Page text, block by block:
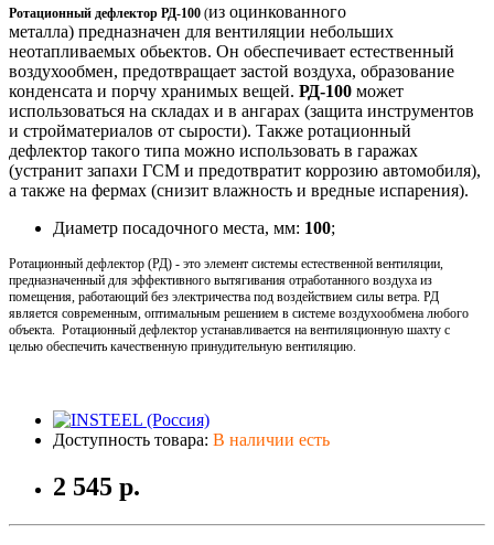
Ротационный дефлектор РД-100 (из оцинкованного
металла) предназначен для вентиляции небольших
неотапливаемых обьектов. Он обеспечивает естественный
воздухообмен, предотвращает застой воздуха, образование
конденсата и порчу хранимых вещей. РД-100 может
использоваться на складах и в ангарах (защита инструментов
и стройматериалов от сырости). Также ротационный
дефлектор такого типа можно использовать в гаражах
(устранит запахи ГСМ и предотвратит коррозию автомобиля),
а также на фермах (снизит влажность и вредные испарения).
Диаметр посадочного места, мм: 100;
Ротационный дефлектор (РД) - это элемент системы естественной вентиляции,
предназначенный для эффективного вытягивания отработанного воздуха из
помещения, работающий без электричества под воздействием силы ветра. РД
является современным, оптимальным решением в системе воздухообмена любого
объекта. Ротационный дефлектор устанавливается на вентиляционную шахту с
целью обеспечить качественную принудительную вентиляцию.
Доступность товара: В наличии есть
2 545 р.